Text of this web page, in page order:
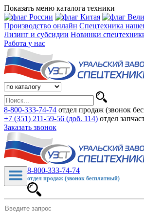
Показать меню каталога техники
Производство онлайн Спецтехника
Лизинг и субсидии Новинки
Работа у нас
8-800-333-74-74 отдел продаж (звонок
+7 (351) 211-59-56 (доб. 114) отдел
Заказать звонок
8-800-333-74-74
отдел продаж (звонок бесплатный)